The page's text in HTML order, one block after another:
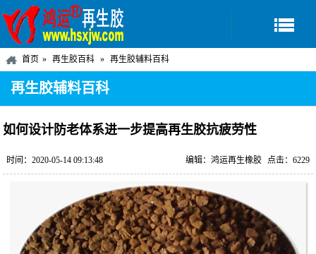
首页 再生胶百科 再生胶辅料百科
再生胶辅料百科
如何设计防老体系进一步提高再生胶抗疲劳性
时间：2020-05-14 09:13:48 点击：6229
编辑：鸿运再生橡胶